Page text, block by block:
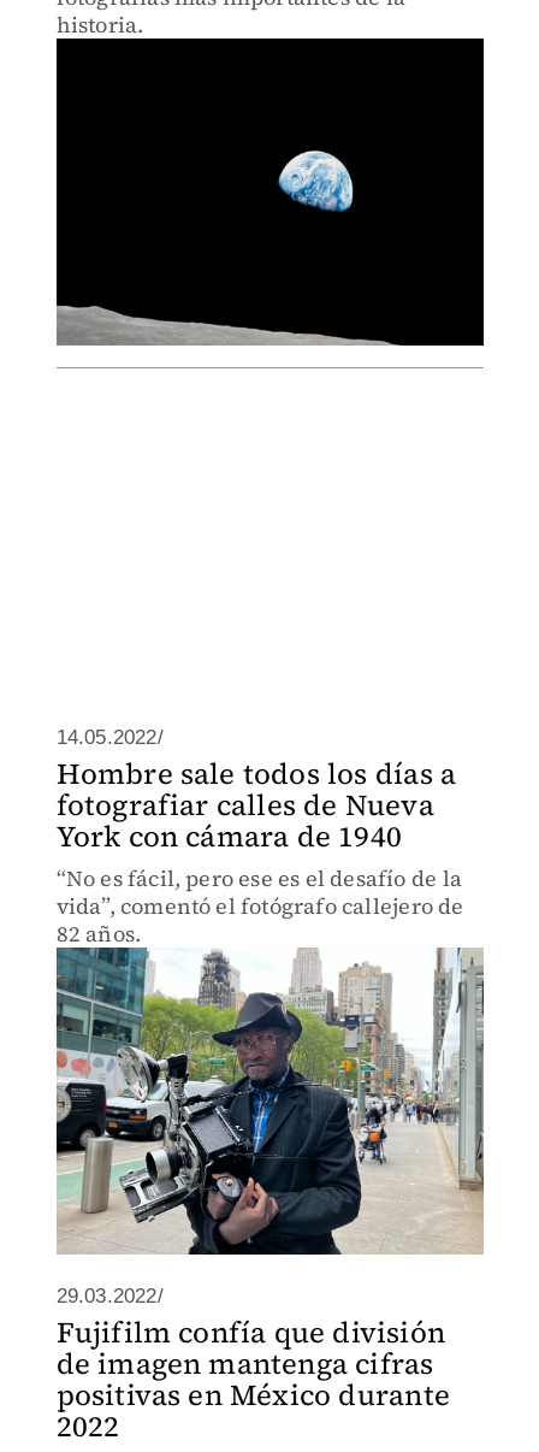
historia.
14.05.2022/
Hombre sale todos los días a
fotografiar calles de Nueva
York con cámara de 1940
“No es fácil, pero ese es el desafío de la
vida”, comentó el fotógrafo callejero de
82 años.
29.03.2022/
Fujifilm confía que división
de imagen mantenga cifras
positivas en México durante
2022